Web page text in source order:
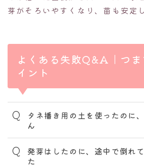
芽がそろいやすくなり、苗も安定
よくある失敗Q&A｜つ
イント
Q
タネ播き用の土を使ったのに
ん
Q
発芽はしたのに、途中で倒れ
た